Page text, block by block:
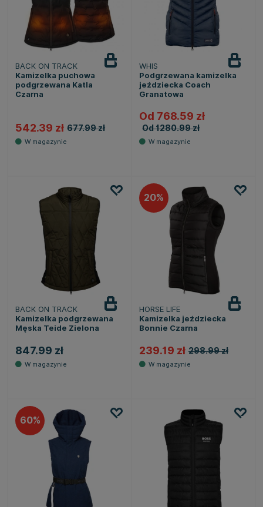
BACK ON TRACK
Kamizelka puchowa
podgrzewana Katla
Czarna
542.39 zł 677.99 zł
WHIS
Podgrzewana kamizelka
jeździecka Coach
Granatowa
Od 768.59 zł
Od 1280.99 zł
BACK ON TRACK
Kamizelka podgrzewana
Męska Teide Zielona
847.99 zł
20
HORSE LIFE
Kamizelka jeździecka
Bonnie Czarna
239.19 zł 298.99 zł
60